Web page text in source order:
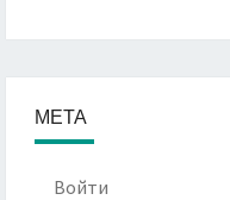
МЕТА
Войти